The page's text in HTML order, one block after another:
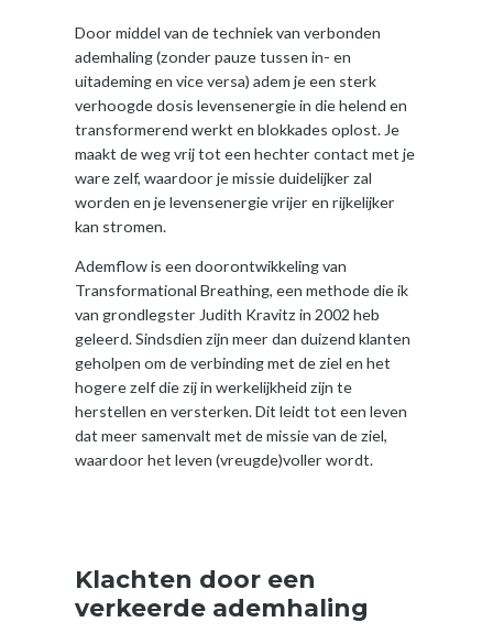
Door middel van de techniek van verbonden
ademhaling (zonder pauze tussen in- en
uitademing en vice versa) adem je een sterk
verhoogde dosis levensenergie in die helend en
transformerend werkt en blokkades oplost. Je
maakt de weg vrij tot een hechter contact met je
ware zelf, waardoor je missie duidelijker zal
worden en je levensenergie vrijer en rijkelijker
kan stromen.
Ademflow is een doorontwikkeling van
Transformational Breathing, een methode die ik
van grondlegster Judith Kravitz in 2002 heb
geleerd. Sindsdien zijn meer dan duizend klanten
geholpen om de verbinding met de ziel en het
hogere zelf die zij in werkelijkheid zijn te
herstellen en versterken. Dit leidt tot een leven
dat meer samenvalt met de missie van de ziel,
waardoor het leven (vreugde)voller wordt.
Klachten door een
verkeerde ademhaling